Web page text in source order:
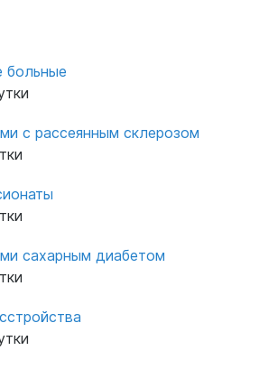
больные
с рассеянным склерозом
сахарным диабетом